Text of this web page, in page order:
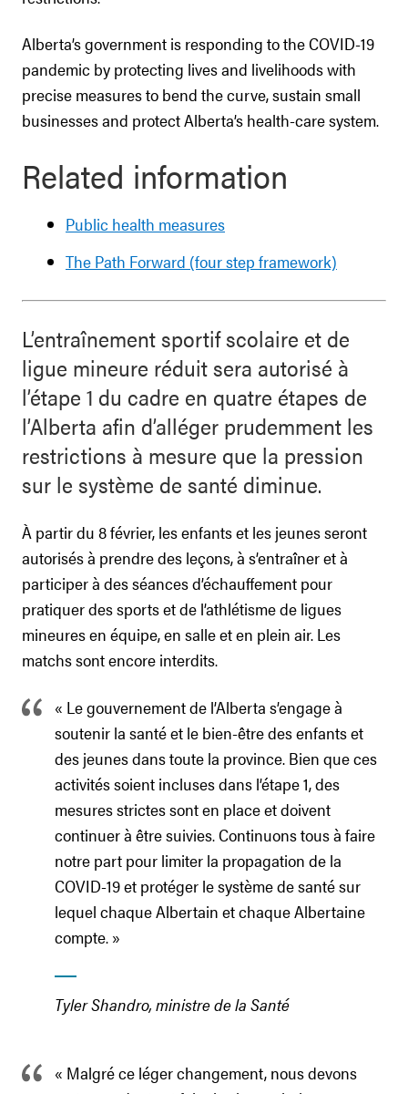
Alberta’s government is responding to the COVID-19
pandemic by protecting lives and livelihoods with
precise measures to bend the curve, sustain small
businesses and protect Alberta’s health-care system.
Related information
Public health measures
The Path Forward (four step framework)
L’entraînement sportif scolaire et de
ligue mineure réduit sera autorisé à
l’étape 1 du cadre en quatre étapes de
l’Alberta afin d’alléger prudemment les
restrictions à mesure que la pression
sur le système de santé diminue.
À partir du 8 février, les enfants et les jeunes seront
autorisés à prendre des leçons, à s’entraîner et à
participer à des séances d’échauffement pour
pratiquer des sports et de l’athlétisme de ligues
mineures en équipe, en salle et en plein air. Les
matchs sont encore interdits.
« Le gouvernement de l’Alberta s’engage à
soutenir la santé et le bien-être des enfants et
des jeunes dans toute la province. Bien que ces
activités soient incluses dans l’étape 1, des
mesures strictes sont en place et doivent
continuer à être suivies. Continuons tous à faire
notre part pour limiter la propagation de la
COVID-19 et protéger le système de santé sur
lequel chaque Albertain et chaque Albertaine
compte. »
Tyler Shandro, ministre de la Santé
« Malgré ce léger changement, nous devons